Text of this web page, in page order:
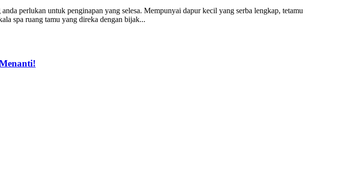
perlukan untuk penginapan yang selesa. Mempunyai dapur kecil yang serba lengkap, tetamu
spa ruang tamu yang direka dengan bijak...